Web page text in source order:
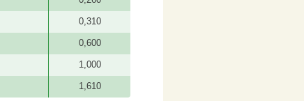
0,310
0,600
1,000
1,610